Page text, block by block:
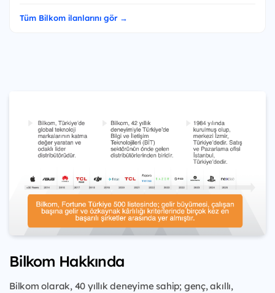
Tüm Bilkom ilanlarını gör →
Bilkom Hakkında
Bilkom olarak, 40 yıllık deneyime sahip; genç, akıllı,